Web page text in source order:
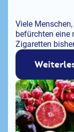
Viele
befürchten eine
Zigaretten